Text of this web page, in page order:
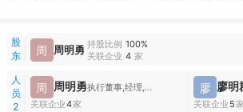
股
东
周 周明勇 持股比例 100%
关联企业 4 家
人
员
2
周 周明勇
执行董事,经理,财务负责人
关联企业4家
廖 廖明
关联企业 5家